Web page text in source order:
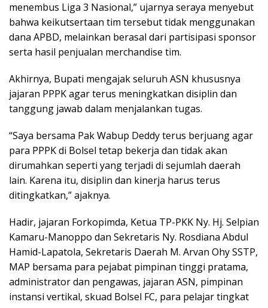
menembus Liga 3 Nasional,” ujarnya seraya menyebut
bahwa keikutsertaan tim tersebut tidak menggunakan
dana APBD, melainkan berasal dari partisipasi sponsor
serta hasil penjualan merchandise tim.
Akhirnya, Bupati mengajak seluruh ASN khususnya
jajaran PPPK agar terus meningkatkan disiplin dan
tanggung jawab dalam menjalankan tugas.
“Saya bersama Pak Wabup Deddy terus berjuang agar
para PPPK di Bolsel tetap bekerja dan tidak akan
dirumahkan seperti yang terjadi di sejumlah daerah
lain. Karena itu, disiplin dan kinerja harus terus
ditingkatkan,” ajaknya.
Hadir, jajaran Forkopimda, Ketua TP-PKK Ny. Hj. Selpian
Kamaru-Manoppo dan Sekretaris Ny. Rosdiana Abdul
Hamid-Lapatola, Sekretaris Daerah M. Arvan Ohy SSTP,
MAP bersama para pejabat pimpinan tinggi pratama,
administrator dan pengawas, jajaran ASN, pimpinan
instansi vertikal, skuad Bolsel FC, para pelajar tingkat